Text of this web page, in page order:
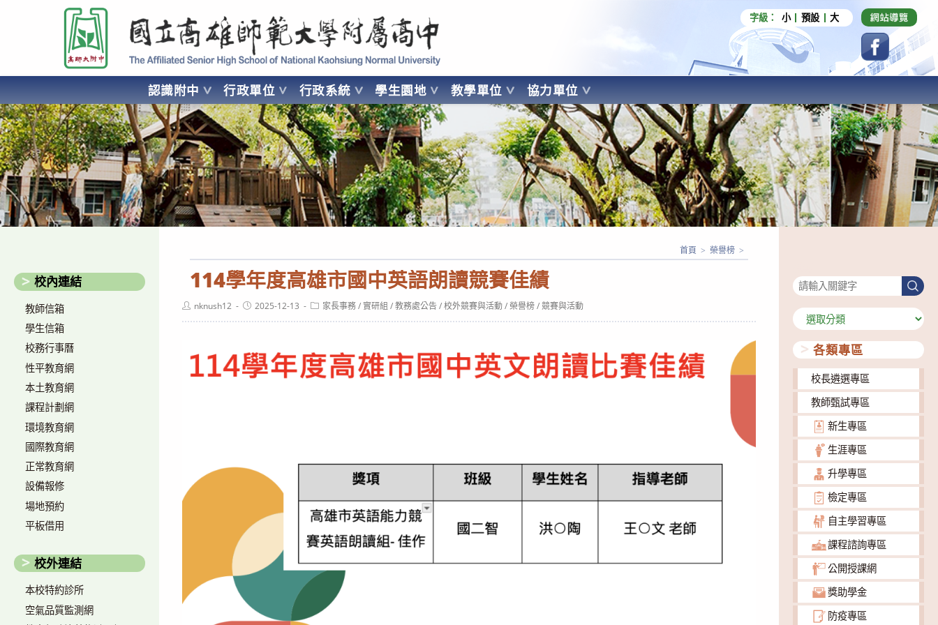
要
容
國立高雄師範大學附屬高級中學 Affiliated Senior High School of National Kaohsiung Normal University
字級： 小 預設 大
認識附中 行政單位 行政系統 學生園地 教學單位 協力單位
AFFILIATED SENIOR HIGH SCHOOL OF NATIONAL KAOHSIUNG NORMAL UNIVERSITY
114學年度高雄市國中英語朗讀競賽佳績
首頁 > 榮譽榜 >
Postnknush12
Post2025-12-13
Post家長事務 / 實研組 / 教務處公告 / 校外競賽與活動 / 榮譽榜 / 競賽與活動
校內連結
教師信箱
學生信箱
校務行事曆
性平教育網
本土教育網
課程計劃網
環境教育網
國際教育網
正常教育網
設備報修
場地預約
平板借用
校外連結
本校特約診所
空氣品質監測網
搜
尋
分
類
各類專區
校長遴選專區
教師甄試專區
新生專區
生涯專區
升學專區
檢定專區
自主學習專區
課程諮詢專區
公開授課網
獎助學金
防疫專區